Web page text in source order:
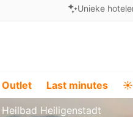
Unieke
Outlet Last minutes ☀️
Heiligenstadt